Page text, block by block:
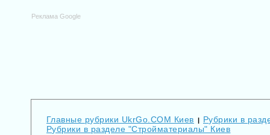
Реклама Google
Главные рубрики UkrGo.COM Киев
Рубрики в
Рубрики в разделе "Стройматериалы" Киев